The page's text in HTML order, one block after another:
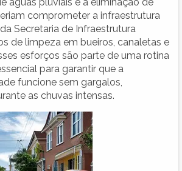
comprometer a infraestrutura
Secretaria de Infraestrutura
de limpeza em bueiros, canaletas e
esforços são parte de uma rotina
para garantir que a
funcione sem gargalos,
as chuvas intensas.